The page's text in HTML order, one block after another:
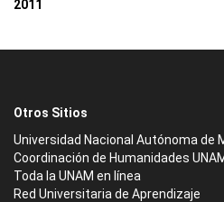
2011
Otros Sitios
Universidad Nacional Autónoma de
Coordinación de Humanidades
Toda la UNAM en línea
Red Universitaria de Aprendizaje